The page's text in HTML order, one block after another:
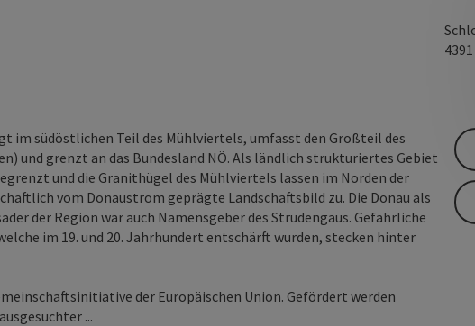
4391
im südöstlichen Teil des Mühlviertels, umfasst den Großteil des
und grenzt an das Bundesland NÖ. Als ländlich strukturiertes Gebiet
und die Granithügel des Mühlviertels lassen im Norden der
vom Donaustrom geprägte Landschaftsbild zu. Die Donau als
der Region war auch Namensgeber des Strudengaus. Gefährliche
im 19. und 20. Jahrhundert entschärft wurden, stecken hinter
der Europäischen Union. Gefördert werden
...